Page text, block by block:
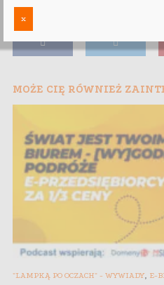
MOŻE CIĘ RÓWNIEŻ
"LAMPKĄ PO OCZACH" - WYWIADY, E-
x